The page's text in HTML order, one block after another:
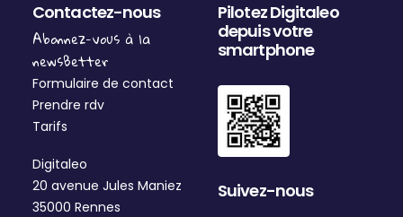
Contactez-nous
Abonnez-vous à la
newsBetter
Formulaire de contact
Prendre rdv
Tarifs
Digitaleo
20 avenue Jules Maniez
35000 Rennes
Pilotez Digitaleo
depuis votre
smartphone
Suivez-nous